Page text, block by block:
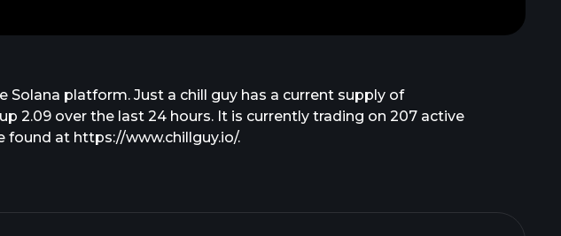
Solana platform. Just a chill guy has a current supply of
2.09 over the last 24 hours. It is currently trading on 207 active
found at https://www.chillguy.io/.